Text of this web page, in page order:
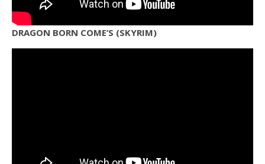
DRAGON BORN COME’S (SKYRIM)